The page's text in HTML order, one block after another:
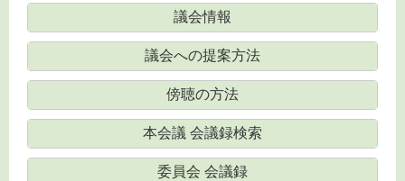
議会情報
議会への提案方法
傍聴の方法
本会議 会議録検索
委員会 会議録